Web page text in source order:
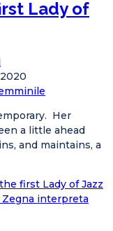
Lady of
Her
a little ahead
and maintains, a
first Lady of Jazz